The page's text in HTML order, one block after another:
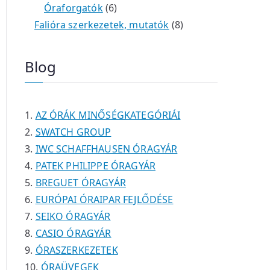
é
k
é
é
m
t
e
t
e
t
k
Óraforgatók 66
t
k
Falióra szerkezetek, mutatók 88
é
Blog
AZ ÓRÁK MINŐSÉGKATEGÓRIÁI
SWATCH GROUP
IWC SCHAFFHAUSEN ÓRAGYÁR
PATEK PHILIPPE ÓRAGYÁR
BREGUET ÓRAGYÁR
EURÓPAI ÓRAIPAR FEJLŐDÉSE
SEIKO ÓRAGYÁR
CASIO ÓRAGYÁR
ÓRASZERKEZETEK
ÓRAÜVEGEK